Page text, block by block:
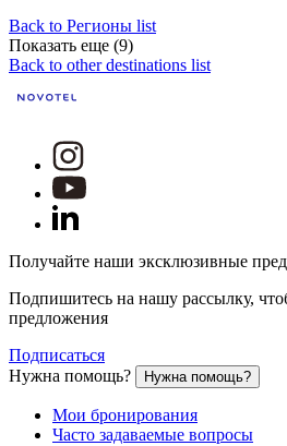
Back to Регионы list
Показать еще (9)
Back to other destinations list
Получайте наши эксклюзивные
Подпишитесь на нашу рассылку,
предложения
Подписаться
Нужна помощь?
Нужна помощь?
Мои бронирования
Часто задаваемые вопросы